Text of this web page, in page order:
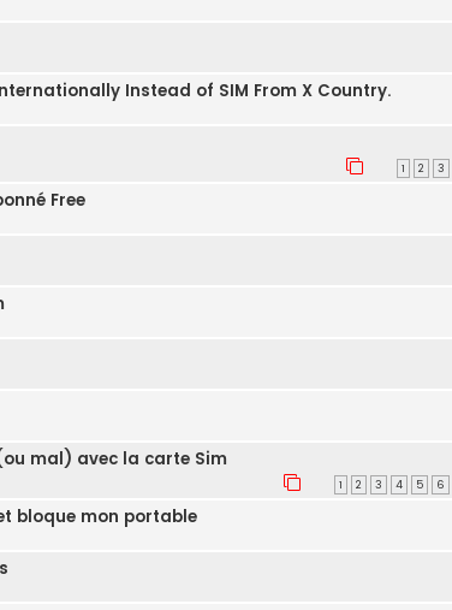
Instead of SIM From X Country.
1 2 3
Free
mal) avec la carte Sim
1 2 3 4 5 6
bloque mon portable